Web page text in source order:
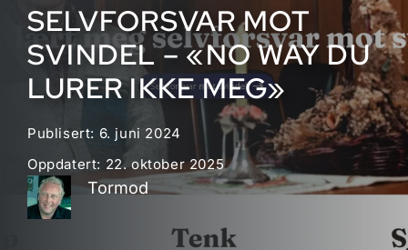
SELVFORSVAR MOT
SVINDEL – «NO WAY DU
LURER IKKE MEG»
Publisert: 6. juni 2024
Oppdatert: 22. oktober 2025
Tormod